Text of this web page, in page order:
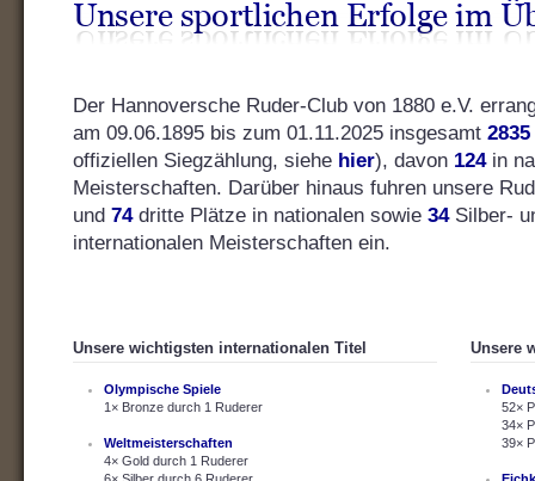
Der Hannoversche Ruder-Club von 1880 e.V.
am 09.06.1895 bis zum 01.11.2025 insgesamt 2835
offiziellen Siegzählung, siehe hier), davon 124in
Meisterschaften. Darüber hinaus fuhren unsere
und 74dritte Plätze in nationalen sowie 34Silber-
internationalen Meisterschaften ein.
Unsere wichtigsten internationalen Titel
Olympische Spiele
1× Bronze durch 1 Ruderer
Weltmeisterschaften
4× Gold durch 1 Ruderer
Unsere
52×
34×
39×